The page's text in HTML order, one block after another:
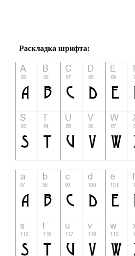
Раскладка шрифта: